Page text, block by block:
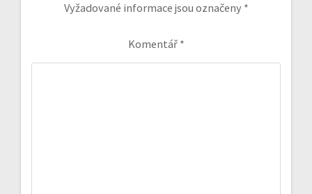
Vyžadované informace jsou označeny *
Komentář *